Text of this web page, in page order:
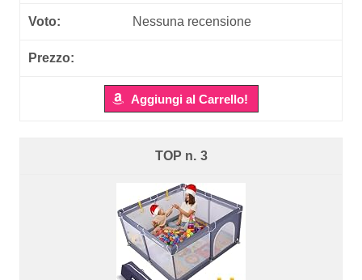
Nessuna recensione
Aggiungi al Carrello!
3